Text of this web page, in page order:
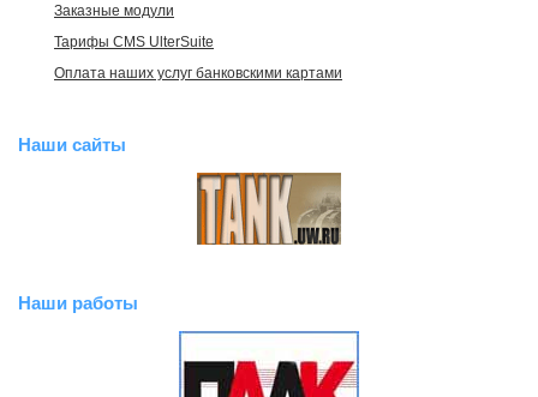
Заказные модули
Тарифы CMS UlterSuite
Оплата наших услуг банковскими картами
Наши сайты
Наши работы